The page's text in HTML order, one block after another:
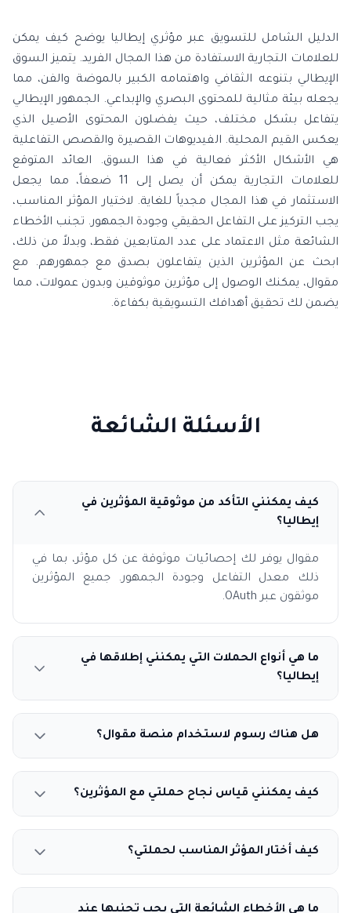
الدليل الشامل للتسويق عبر مؤثري إيطاليا يوضح كيف يمكن
للعلامات التجارية الاستفادة من هذا المجال الفريد. يتميز السوق
الإيطالي بتنوعه الثقافي واهتمامه الكبير بالموضة والفن، مما
يجعله بيئة مثالية للمحتوى البصري والإبداعي. الجمهور الإيطالي
يتفاعل بشكل مختلف، حيث يفضلون المحتوى الأصيل الذي
يعكس القيم المحلية. الفيديوهات القصيرة والقصص التفاعلية
هي الأشكال الأكثر فعالية في هذا السوق. العائد المتوقع
للعلامات التجارية يمكن أن يصل إلى 11 ضعفاً، مما يجعل
الاستثمار في هذا المجال مجدياً للغاية. لاختيار المؤثر المناسب،
يجب التركيز على التفاعل الحقيقي وجودة الجمهور. تجنب الأخطاء
الشائعة مثل الاعتماد على عدد المتابعين فقط، وبدلاً من ذلك،
ابحث عن المؤثرين الذين يتفاعلون بصدق مع جمهورهم. مع
مقوال، يمكنك الوصول إلى مؤثرين موثوقين وبدون عمولات، مما
يضمن لك تحقيق أهدافك التسويقية بكفاءة.
الأسئلة الشائعة
كيف يمكنني التأكد من موثوقية المؤثرين في
إيطاليا؟
مقوال يوفر لك إحصائيات موثوقة عن كل مؤثر، بما في
ذلك معدل التفاعل وجودة الجمهور. جميع المؤثرين
موثقون عبر OAuth.
ما هي أنواع الحملات التي يمكنني إطلاقها في
إيطاليا؟
هل هناك رسوم لاستخدام منصة مقوال؟
كيف يمكنني قياس نجاح حملتي مع المؤثرين؟
كيف أختار المؤثر المناسب لحملتي؟
ما هي الأخطاء الشائعة التي يجب تجنبها عند